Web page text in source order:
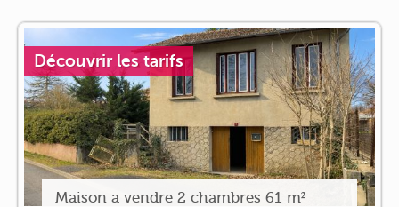
Découvrir les tarifs
Maison a vendre 2 chambres 61 m²